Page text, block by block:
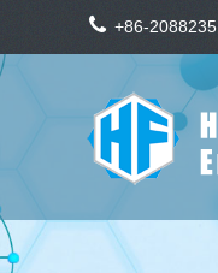
+86-2088235